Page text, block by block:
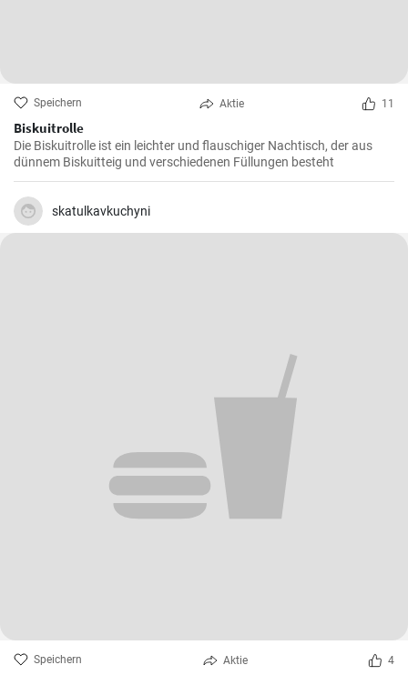
Speichern Aktie 11
Biskuitrolle
Die Biskuitrolle ist ein leichter und flauschiger Nachtisch, der aus
dünnem Biskuitteig und verschiedenen Füllungen besteht
skatulkavkuchyni
Speichern Aktie 4